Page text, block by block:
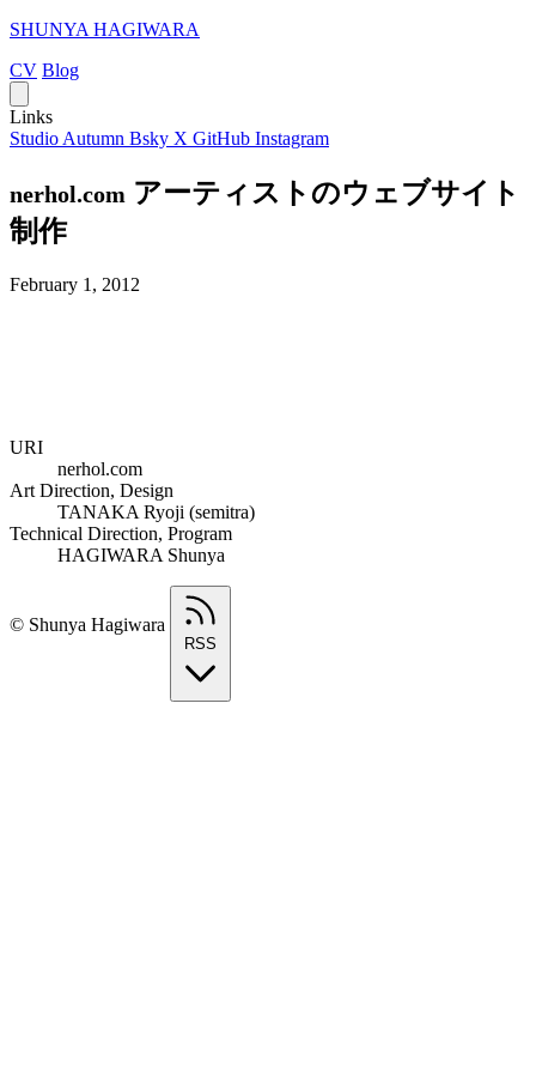
SHUNYA HAGIWARA
CV Blog
Links
Studio Autumn Bsky X GitHub Instagram
nerhol.com アーティストのウェブサイト
制作
February 1, 2012
URI
nerhol.com
Art Direction, Design
TANAKA Ryoji (semitra)
Technical Direction, Program
HAGIWARA Shunya
© Shunya Hagiwara